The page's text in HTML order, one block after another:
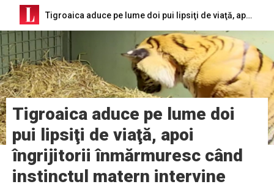
Tigroaica aduce pe lume doi pui lipsiţi de viaţă, apoi îngrijitorii înmărmuresc când instinctul matern intervine
Tigroaica aduce pe lume doi
pui lipsiţi de viaţă, apoi
îngrijitorii înmărmuresc când
instinctul matern intervine